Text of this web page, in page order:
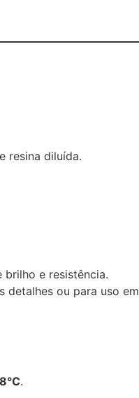
resina diluída.
brilho e resistência.
detalhes ou para uso em
.